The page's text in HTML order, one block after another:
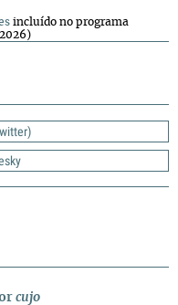
cujo
incluído no programa